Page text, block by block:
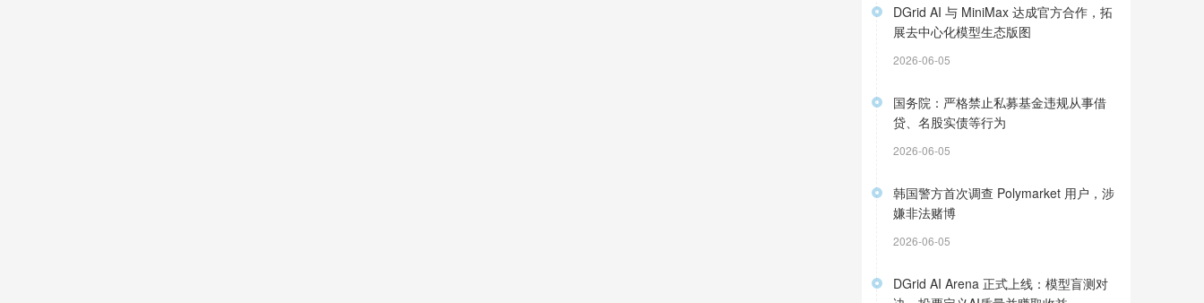
DGrid AI 与 MiniMax 达成官方合作，拓
展去中心化模型生态版图
2026-06-05
国务院：严格禁止私募基金违规从事借
贷、名股实债等行为
2026-06-05
韩国警方首次调查 Polymarket 用户，涉
嫌非法赌博
2026-06-05
DGrid AI Arena 正式上线：模型盲测对